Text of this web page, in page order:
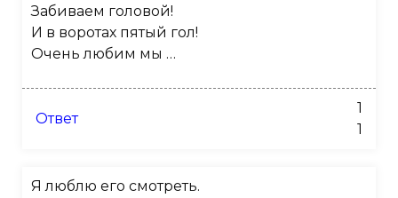
Забиваем головой!
И в воротах пятый гол!
Очень любим мы …
Ответ
1
1
Я люблю его смотреть.